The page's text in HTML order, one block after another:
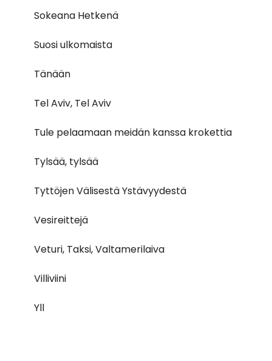
Sokeana Hetkenä
Suosi ulkomaista
Tänään
Tel Aviv, Tel Aviv
Tule pelaamaan meidän kanssa krokettia
Tylsää, tylsää
Tyttöjen Välisestä Ystävyydestä
Vesireittejä
Veturi, Taksi, Valtamerilaiva
Villiviini
Yll